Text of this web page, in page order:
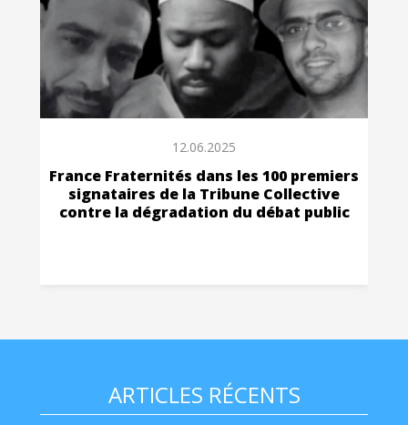
12.06.2025
France Fraternités dans les 100 premiers
signataires de la Tribune Collective
contre la dégradation du débat public
ARTICLES RÉCENTS